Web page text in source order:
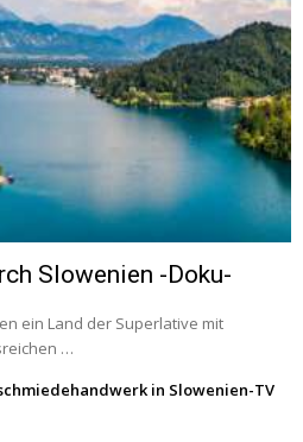
Slowenien -Doku-
ein Land der Superlative mit
…
in Slowenien-TV